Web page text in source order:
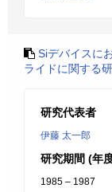
Siデバイスに
ライドに関する
研究代表者
伊藤 太一郎
研究期間 (年
1985 – 1987